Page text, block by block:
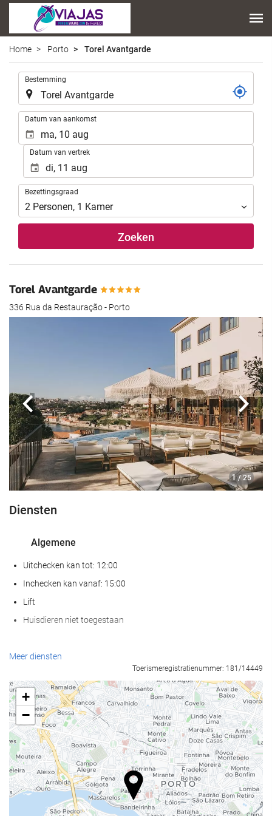
Home Porto Torel Avantgarde
Bestemming
Datum van aankomst
Datum van vertrek
Bezettingsgraad
Bezettingsgraad
2 Personen, 1 Kamer
Zoeken
Torel Avantgarde
336 Rua da Restauração - Porto
1 / 25
Vorige
Diensten
Algemene
Uitchecken kan tot: 12:00
Inchecken kan vanaf: 15:00
Lift
Huisdieren niet toegestaan
Wellness
Hamam
Sauna
Gymzaal
Eten en drinken
À-la-carterestaurant
Meer diensten
Toerismeregistratienummer: 181/14449
+
−